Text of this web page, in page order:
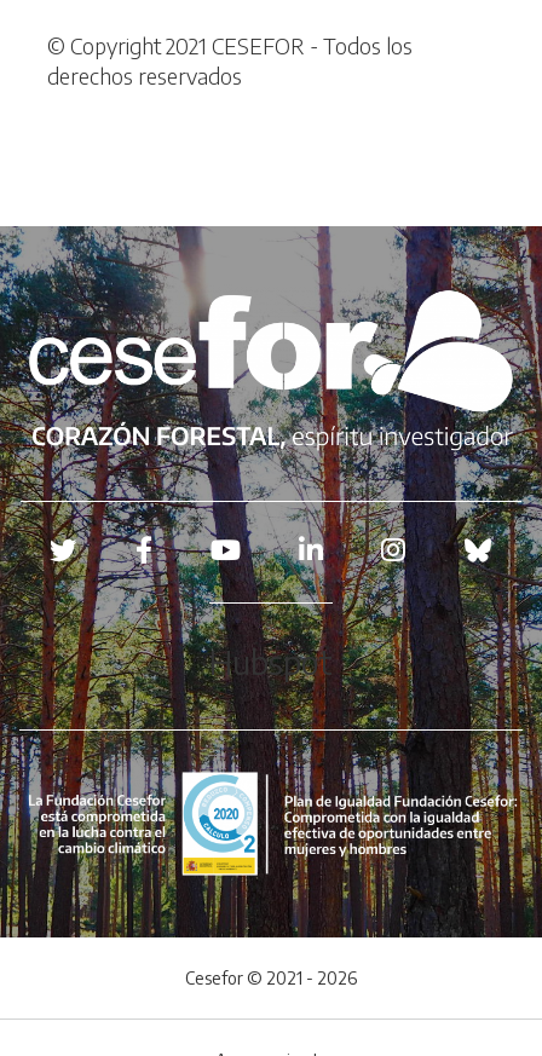
© Copyright 2021 CESEFOR - Todos los
derechos reservados
Redes sociales
Hubspot
Cesefor © 2021 - 2026